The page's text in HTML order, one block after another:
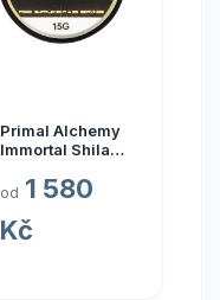
Primal Alchemy
Immortal Shilajit
gramů
od 1 580
Kč